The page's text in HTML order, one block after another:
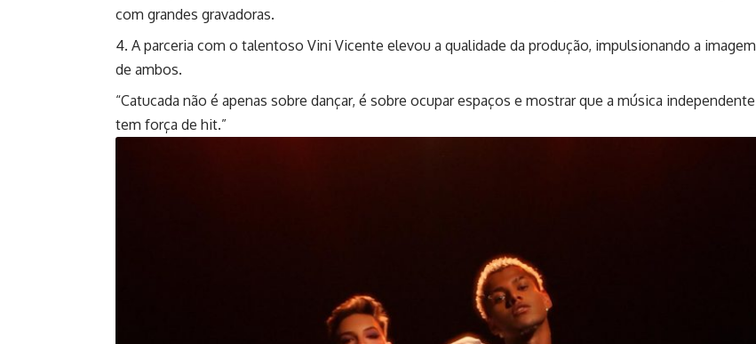
com grandes gravadoras.
A parceria com o talentoso Vini Vicente elevou a qualidade da produção, impulsionando a imagem
de ambos.
“Catucada não é apenas sobre dançar, é sobre ocupar espaços e mostrar que a música independente
tem força de hit.”